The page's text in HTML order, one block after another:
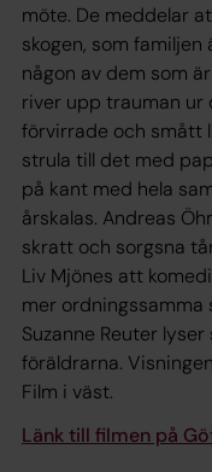
möte. De meddelar
skogen, som
någon av dem som
river upp trauman
förvirrade och smått
strula till det med
på kant med hela
årskalas. Andreas
skratt och sorgsna
Liv Mjönes att
mer ordningssamma
Suzanne Reuter
föräldrarna.
Film i väst.
Länk till filmen på